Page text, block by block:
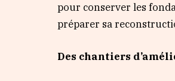
pour conserver les
préparer sa
Des chantiers